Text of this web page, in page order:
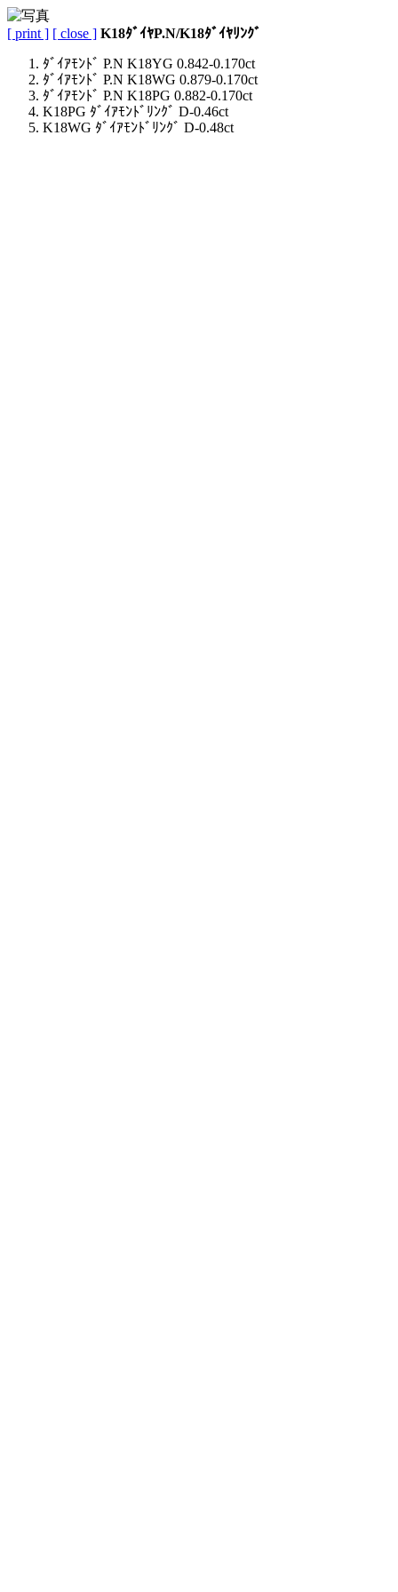
[ print ] [ close ] K18ﾀﾞｲﾔP.N/K18ﾀﾞｲﾔﾘﾝｸﾞ
ﾀﾞｲｱﾓﾝﾄﾞ P.N K18YG 0.842-0.170ct
ﾀﾞｲｱﾓﾝﾄﾞ P.N K18WG 0.879-0.170ct
ﾀﾞｲｱﾓﾝﾄﾞ P.N K18PG 0.882-0.170ct
K18PG ﾀﾞｲｱﾓﾝﾄﾞﾘﾝｸﾞ D-0.46ct
K18WG ﾀﾞｲｱﾓﾝﾄﾞﾘﾝｸﾞ D-0.48ct